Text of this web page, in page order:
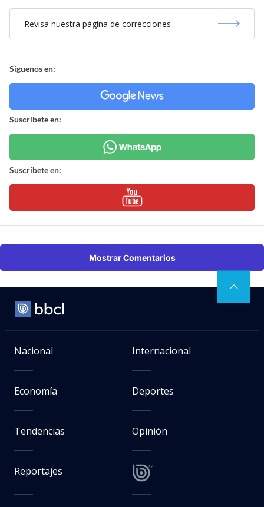
Revisa nuestra página de correcciones
Síguenos en:
Suscríbete en:
Suscríbete en:
Mostrar Comentarios
Nacional Internacional
Economía Deportes
Tendencias Opinión
Reportajes